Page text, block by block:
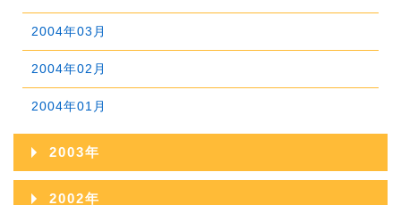
2006年01月
2004年03月
2004年02月
2004年01月
2003年
2003年12月
2002年